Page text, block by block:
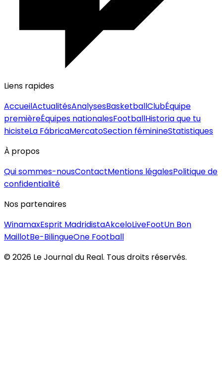
Liens rapides
AccueilActualitésAnalysesBasketballClubÉquipe
premièreÉquipes nationalesFootballHistoria que tu
hicisteLa FábricaMercatoSection féminineStatistiques
À propos
Qui sommes-nousContactMentions légalesPolitique de
confidentialité
Nos partenaires
WinamaxEsprit MadridistaAkceloLiveFootUn Bon
MaillotBe-BilingueOne Football
©2026 Le Journal du Real. Tous droits réservés.